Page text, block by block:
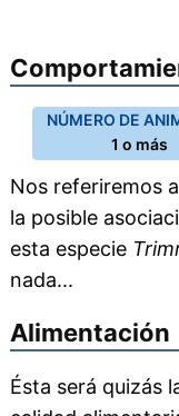
NÚMERO DE
1 o más
Nos referiremos
la posible
esta especie
nada...
Alimentación
Ésta será quizás